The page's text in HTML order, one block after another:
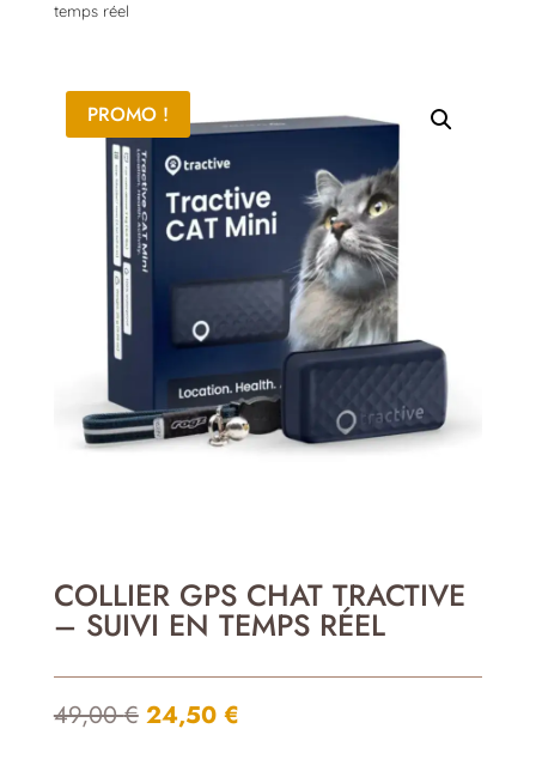
temps réel
PROMO !
COLLIER GPS CHAT TRACTIVE
– SUIVI EN TEMPS RÉEL
49,00€ Le
24,50 €Le